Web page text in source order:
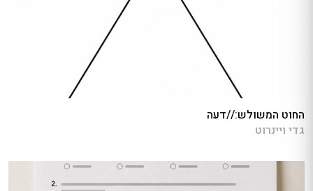
החוט המשולש://דעה
גדי ויינרוט